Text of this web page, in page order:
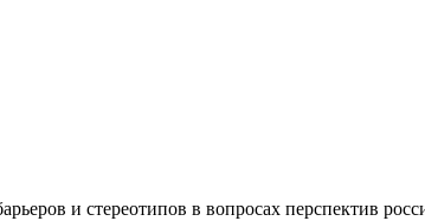
и стереотипов в вопросах перспектив